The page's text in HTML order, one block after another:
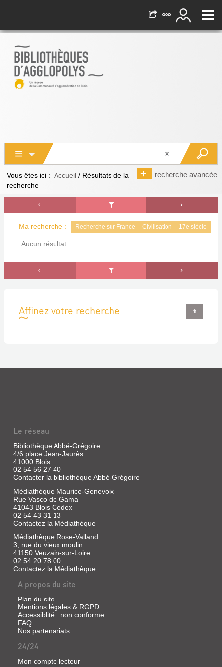
recherche avancée
Vous êtes ici : Accueil / Résultats de la
recherche
Ma recherche : Recherche sur France -- Civilisation -- 17e siècle
Aucun résultat.
Affinez votre recherche
Le réseau
Bibliothèque Abbé-Grégoire
4/6 place Jean-Jaurès
41000 Blois
02 54 56 27 40
Contacter la bibliothèque Abbé-Grégoire
Médiathèque Maurice-Genevoix
Rue Vasco de Gama
41043 Blois Cedex
02 54 43 31 13
Contactez la Médiathèque
Médiathèque Rose-Valland
3, rue du vieux moulin
41150 Veuzain-sur-Loire
02 54 20 78 00
Contactez la Médiathèque
A propos du site
Plan du site
Mentions légales & RGPD
Accessiblité : non conforme
FAQ
Nos partenariats
24/24
Mon compte lecteur